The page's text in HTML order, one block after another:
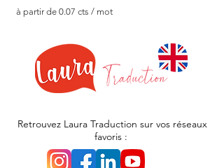
à partir de 0.07 cts / mot
Retrouvez Laura Traduction sur vos réseaux
favoris :